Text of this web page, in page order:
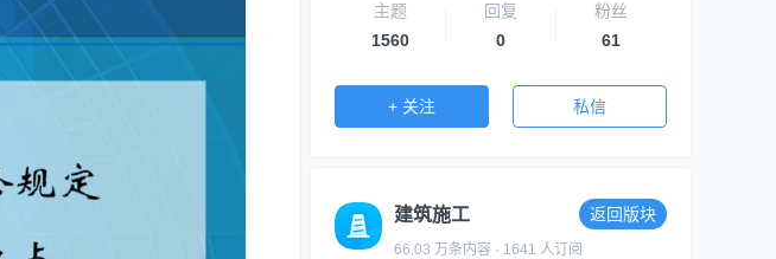
主题
1560
回复
0
粉丝
61
+ 关注 私信
建筑施工 返回版块
66.03 万条内容 · 1641 人订阅